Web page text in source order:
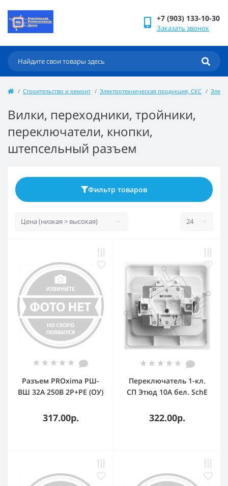
+7 (903) 133-10-30
Заказать звонок
Строительство и ремонт Электротехническая продукция, СКС
Вилки, переходники, тройники,
переключатели, кнопки,
штепсельный разъем
Фильтр товаров
Разъем PROxima РШ-
ВШ 32А 250В 2P+PE (ОУ)
317.00р.
Переключатель 1-кл.
СП Этюд 10А бел. SchE
322.00р.